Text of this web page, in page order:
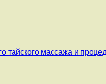
тайского массажа и